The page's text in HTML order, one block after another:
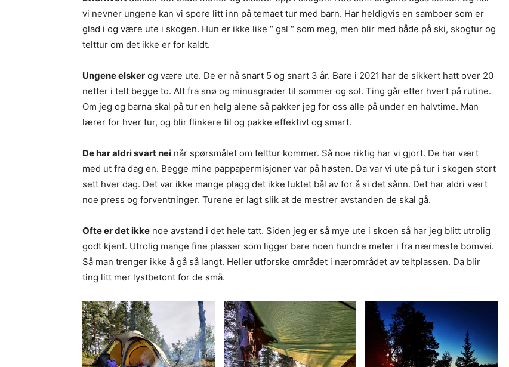
vi nevner ungene kan vi spore litt inn på temaet tur med barn. Har heldigvis en samboer som er
glad i og være ute i skogen. Hun er ikke like “ gal “ som meg, men blir med både på ski, skogtur og
telttur om det ikke er for kaldt.
Ungene elsker og være ute. De er nå snart 5 og snart 3 år. Bare i 2021 har de sikkert hatt over 20
netter i telt begge to. Alt fra snø og minusgrader til sommer og sol. Ting går etter hvert på rutine.
Om jeg og barna skal på tur en helg alene så pakker jeg for oss alle på under en halvtime. Man
lærer for hver tur, og blir flinkere til og pakke effektivt og smart.
De har aldri svart nei når spørsmålet om telttur kommer. Så noe riktig har vi gjort. De har vært
med ut fra dag en. Begge mine pappapermisjoner var på høsten. Da var vi ute på tur i skogen stort
sett hver dag. Det var ikke mange plagg det ikke luktet bål av for å si det sånn. Det har aldri vært
noe press og forventninger. Turene er lagt slik at de mestrer avstanden de skal gå.
Ofte er det ikke noe avstand i det hele tatt. Siden jeg er så mye ute i skoen så har jeg blitt utrolig
godt kjent. Utrolig mange fine plasser som ligger bare noen hundre meter i fra nærmeste bomvei.
Så man trenger ikke å gå så langt. Heller utforske området i nærområdet av teltplassen. Da blir
ting litt mer lystbetont for de små.